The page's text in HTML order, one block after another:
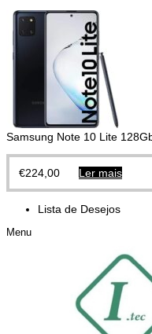
Samsung Note 10 Lite
€224,00 Ler mais
Lista de Desejos
Menu